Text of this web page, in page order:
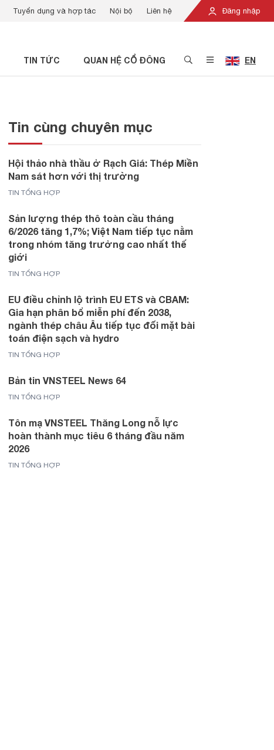
Đăng nhập
Tuyển dụng và hợp tác Nội bộ Liên hệ
TIN TỨC QUAN HỆ CỔ ĐÔNG EN
Tin cùng chuyên mục
Hội thảo nhà thầu ở Rạch Giá: Thép Miền
Nam sát hơn với thị trường
TIN TỔNG HỢP
Sản lượng thép thô toàn cầu tháng
6/2026 tăng 1,7%; Việt Nam tiếp tục nằm
trong nhóm tăng trưởng cao nhất thế
giới
TIN TỔNG HỢP
EU điều chỉnh lộ trình EU ETS và CBAM:
Gia hạn phân bổ miễn phí đến 2038,
ngành thép châu Âu tiếp tục đối mặt bài
toán điện sạch và hydro
TIN TỔNG HỢP
Bản tin VNSTEEL News 64
TIN TỔNG HỢP
Tôn mạ VNSTEEL Thăng Long nỗ lực
hoàn thành mục tiêu 6 tháng đầu năm
2026
TIN TỔNG HỢP